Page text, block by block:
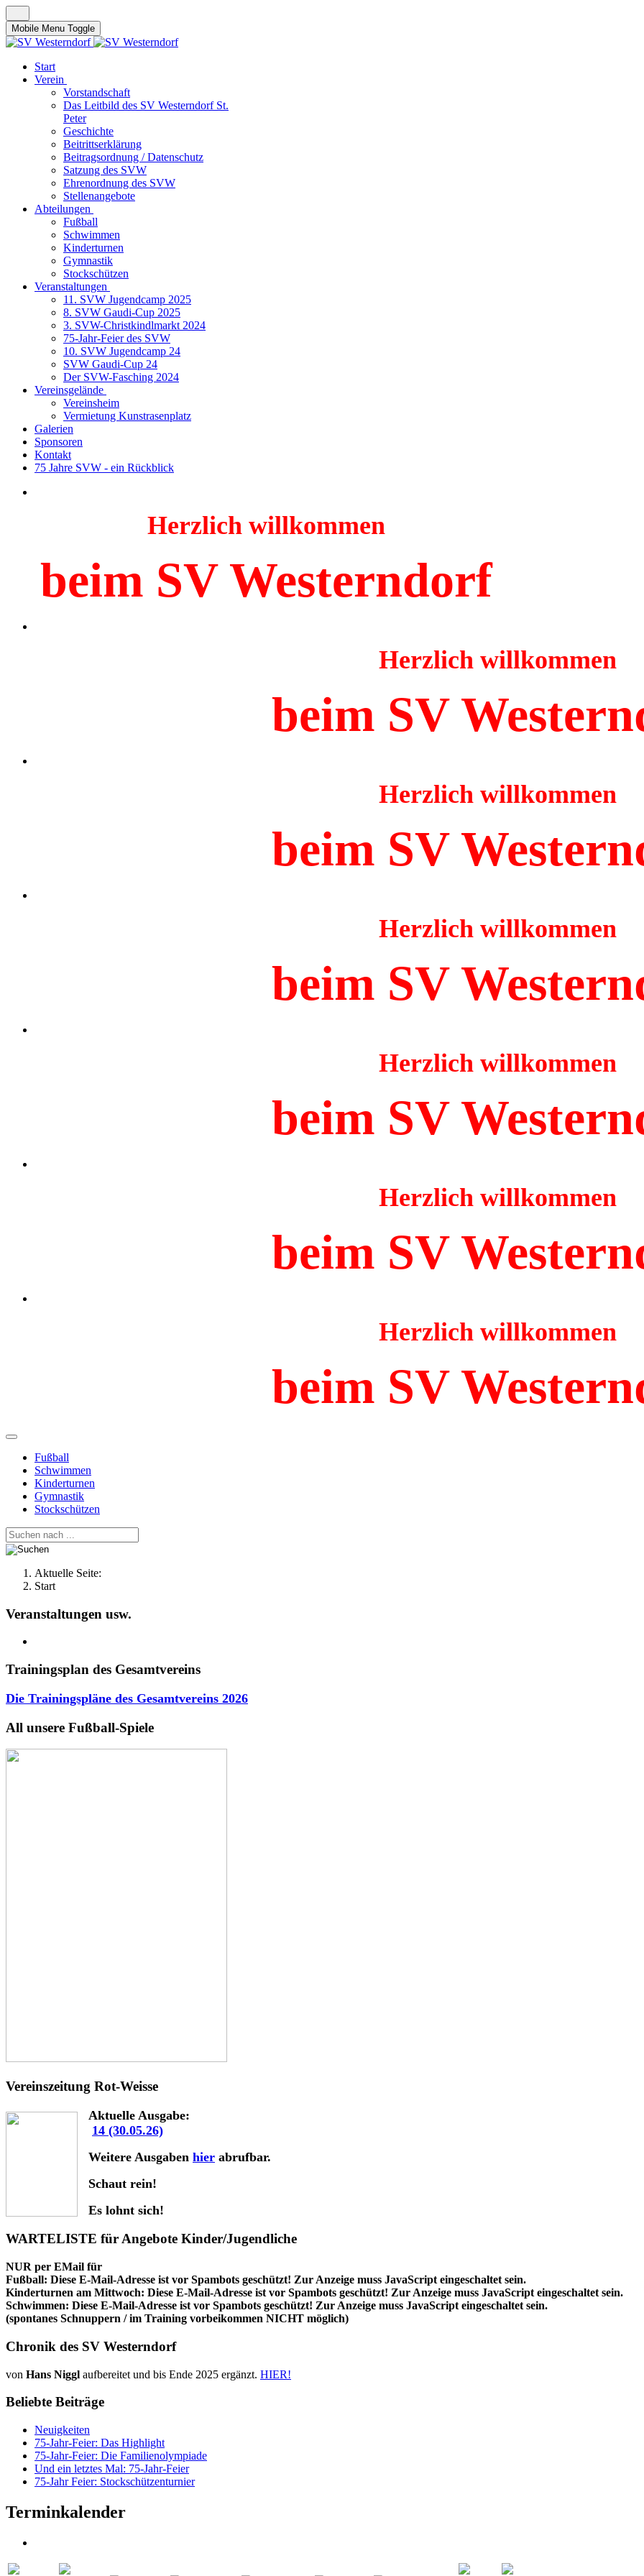
Mobile Menu Toggle
Start
Verein
Vorstandschaft
Das Leitbild des SV Westerndorf St.
Peter
Geschichte
Beitrittserklärung
Beitragsordnung / Datenschutz
Satzung des SVW
Ehrenordnung des SVW
Stellenangebote
Abteilungen
Fußball
Schwimmen
Kinderturnen
Gymnastik
Stockschützen
Veranstaltungen
11. SVW Jugendcamp 2025
8. SVW Gaudi-Cup 2025
3. SVW-Christkindlmarkt 2024
75-Jahr-Feier des SVW
10. SVW Jugendcamp 24
SVW Gaudi-Cup 24
Der SVW-Fasching 2024
Vereinsgelände
Vereinsheim
Vermietung Kunstrasenplatz
Galerien
Sponsoren
Kontakt
75 Jahre SVW - ein Rückblick
Herzlich willkommen
beim SV Westerndorf
Herzlich willkommen
beim SV
Herzlich willkommen
beim SV
Herzlich willkommen
beim SV
Herzlich willkommen
beim SV
Herzlich willkommen
beim SV
Herzlich willkommen
beim SV
Fußball
Schwimmen
Kinderturnen
Gymnastik
Stockschützen
Aktuelle Seite:
Start
Veranstaltungen usw.
Trainingsplan des Gesamtvereins
Die Trainingspläne des Gesamtvereins 2026
All unsere Fußball-Spiele
Vereinszeitung Rot-Weisse
Aktuelle Ausgabe:
14 (30.05.26)
Weitere Ausgaben hier abrufbar.
Schaut rein!
Es lohnt sich!
WARTELISTE für Angebote Kinder/Jugendliche
NUR per EMail für
Fußball: Diese E-Mail-Adresse ist vor Spambots geschützt! Zur Anzeige muss JavaScript eingeschaltet sein.
Kinderturnen am Mittwoch: Diese E-Mail-Adresse ist vor Spambots geschützt! Zur Anzeige muss JavaScript eingeschaltet sein.
Schwimmen: Diese E-Mail-Adresse ist vor Spambots geschützt! Zur Anzeige muss JavaScript eingeschaltet sein.
(spontanes Schnuppern / im Training vorbeikommen NICHT möglich)
Chronik des SV Westerndorf
von Hans Niggl aufbereitet und bis Ende 2025 ergänzt. HIER!
Beliebte Beiträge
Neuigkeiten
75-Jahr-Feier: Das Highlight
75-Jahr-Feier: Die Familienolympiade
Und ein letztes Mal: 75-Jahr-Feier
75-Jahr Feier: Stockschützenturnier
Terminkalender